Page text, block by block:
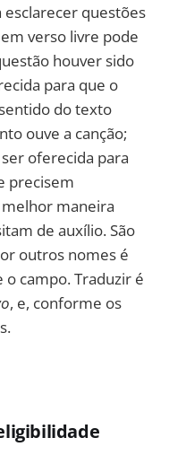
questões
verso livre pode
houver sido
para que o
do texto
ouve a canção;
oferecida para
precisem
maneira
de auxílio. São
outros nomes é
campo. Traduzir é
, e, conforme os